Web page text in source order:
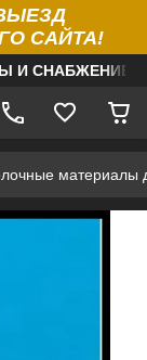
САЙТА!
И
материалы